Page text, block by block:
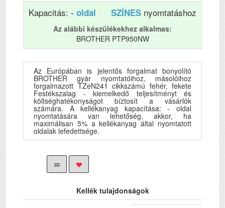
Kapacitás: - oldal SZÍNES nyomtatáshoz
Az alábbi készülékekhez alkalmas:
BROTHER PTP950NW
Az Európában is jelentős forgalmat bonyolító
BROTHER gyár nyomtatóihoz, másolóihoz
forgalmazott TZeN241 cikkszámú fehér, fekete
Festékszalag - kiemelkedő teljesítményt és
költséghatékonyságot bíztosít a vásárlók
számára. A kellékanyag kapacítása: - oldal
nyomtatására van lehetőség, akkor, ha
maximálisan 5% a kellékanyag által nyomtatott
oldalak lefedettsége.
Kellék tulajdonságok